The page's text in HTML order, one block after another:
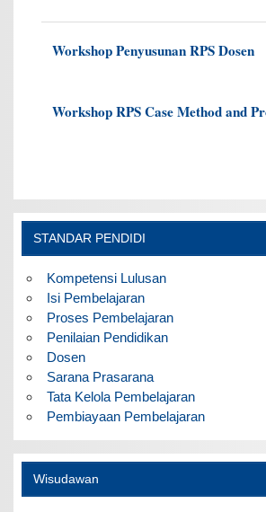
Workshop Penyusunan RPS Dosen
Workshop RPS Case Method and
STANDAR PENDIDI
Kompetensi Lulusan
Isi Pembelajaran
Proses Pembelajaran
Penilaian Pendidikan
Dosen
Sarana Prasarana
Tata Kelola Pembelajaran
Pembiayaan Pembelajaran
Wisudawan